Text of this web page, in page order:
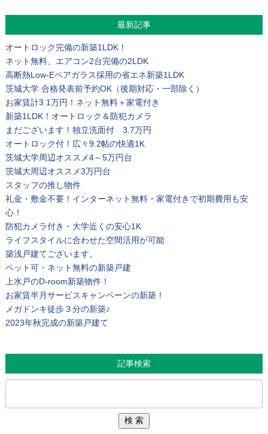
最新記事
オートロック完備の新築1LDK！
ネット無料、エアコン2台完備の2LDK
高断熱Low-Eペアガラス採用の省エネ新築1LDK
茨城大学 合格発表前予約OK（後期対応・一部除く）
お家賃計3.1万円！ネット無料＋家電付き
新築1LDK！オートロック＆防犯カメラ
まだございます！独立洗面付 3.7万円
オートロック付！広々9.2帖の快適1K
茨城大学周辺オススメ4～5万円台
茨城大周辺オススメ3万円台
スタッフの推し物件
礼金・敷金不要！インターネット無料・家電付きで初期費用も安
心！
防犯カメラ付き・大学近くの安心1K
ライフスタイルに合わせた空間活用が可能
築浅戸建てございます。
ペット可・ネット無料の新築戸建
上水戸のD-room新築物件！
お家賃半月サービスキャンペーンの新築！
メガドンキ徒歩３分の新築♪
2023年秋完成の新築戸建て
記事検索